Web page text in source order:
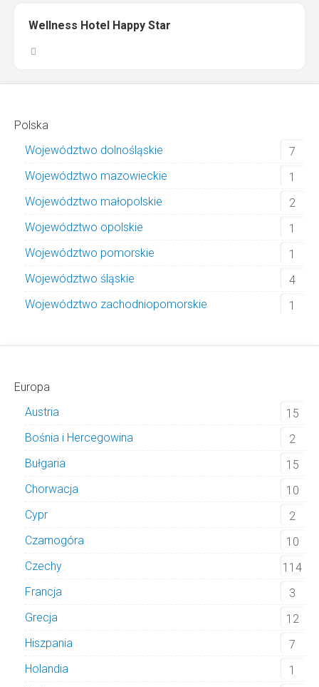
Wellness Hotel Happy Star
Polska
Województwo dolnośląskie
7
Województwo mazowieckie
1
Województwo małopolskie
2
Województwo opolskie
1
Województwo pomorskie
1
Województwo śląskie
4
Województwo zachodniopomorskie
1
Europa
Austria
15
Bośnia i Hercegowina
2
Bułgaria
15
Chorwacja
10
Cypr
2
Czarnogóra
10
Czechy
114
Francja
3
Grecja
12
Hiszpania
7
Holandia
1